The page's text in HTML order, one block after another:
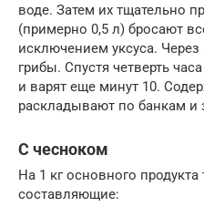
воде. Затем их тщательно
(примерно 0,5 л) бросают
исключением уксуса.
грибы. Спустя четверть
и варят еще минут 10.
раскладывают по банкам и
С чесноком
На 1 кг основного продукта
составляющие: